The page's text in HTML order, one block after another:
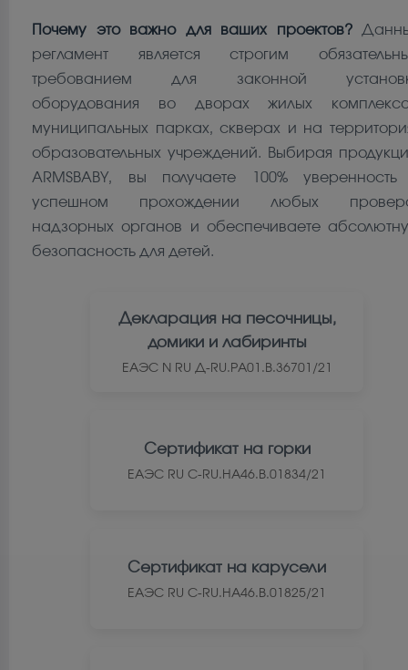
Почему это важно для ваших проектов?
регламент является строгим
требованием для законной
оборудования во дворах жилых
муниципальных парках, скверах и на
образовательных учреждений. Выбирая
ARMSBABY, вы получаете 100%
успешном прохождении любых
надзорных органов и обеспечиваете
безопасность для детей.
ЕАЭС
Декларация на песочницы,
домики и лабиринты
ЕАЭС N RU Д-RU.РА01.В.36701/21
Сертификат на горки
ЕАЭС RU С-RU.НА46.В.01834/21
Сертификат на карусели
ЕАЭС RU С-RU.НА46.В.01825/21